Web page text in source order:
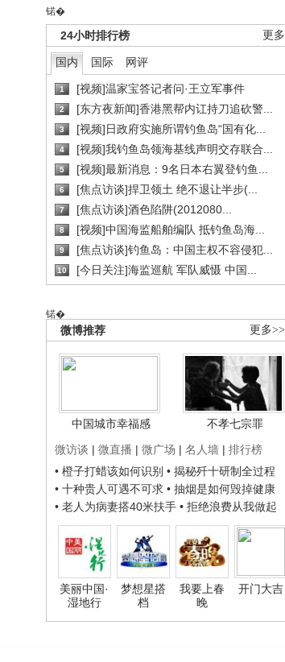
锘�
更多
24小时排行榜
国内 国际 网评
1 [视频]温家宝答记者问·王立军事件
2 [东方夜新闻]香港黑帮内讧持刀追砍警...
3 [视频]日政府实施所谓钓鱼岛“国有化...
4 [视频]我钓鱼岛领海基线声明交存联合...
5 [视频]最新消息：9名日本右翼登钓鱼...
6 [焦点访谈]捍卫领土 绝不退让半步(...
7 [焦点访谈]酒色陷阱(2012080...
8 [视频]中国海监船舶编队 抵钓鱼岛海...
9 [焦点访谈]钓鱼岛：中国主权不容侵犯...
10 [今日关注]海监巡航 军队威慑 中国...
锘�
更多>>
微博推荐
中国城市幸福感
不孝七宗罪
微访谈 | 微直播 | 微广场 | 名人墙 | 排行榜
• 橙子打蜡该如何识别 • 揭秘歼十研制全过程
• 十种贵人可遇不可求 • 抽烟是如何毁掉健康
• 老人为病妻搭40米扶手 • 拒绝浪费从我做起
美丽中国·
湿地行
梦想星搭
档
我要上春
晚
开门大吉